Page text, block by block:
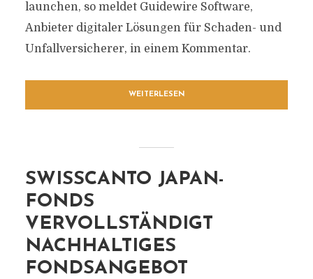
launchen, so meldet Guidewire Software,
Anbieter digitaler Lösungen für Schaden- und
Unfallversicherer, in einem Kommentar.
WEITERLESEN
SWISSCANTO JAPAN-
FONDS
VERVOLLSTÄNDIGT
NACHHALTIGES
FONDSANGEBOT